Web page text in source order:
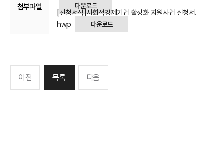
첨부파일 다운로드
[신청서식]사회적경제기업 활성화 지원사업 신청서.
hwp
다운로드
이전 목록 다음